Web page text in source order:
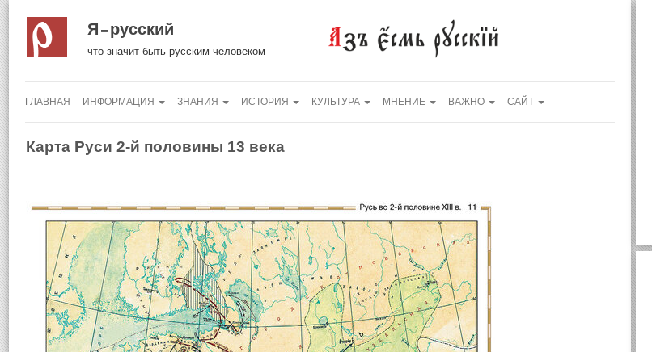
Я русский
что значит быть русским человеком
ГЛАВНАЯ ИНФОРМАЦИЯ ЗНАНИЯ ИСТОРИЯ КУЛЬТУРА МНЕНИЕ ВАЖНО САЙТ
Карта Руси 2-й половины 13 века